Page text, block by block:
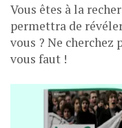
Vous êtes à la
permettra de
vous ? Ne cherchez
vous faut !